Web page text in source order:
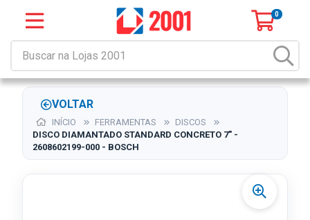
0
VOLTAR
INÍCIO FERRAMENTAS
DISCOS
DISCO DIAMANTADO STANDARD CONCRETO 7" -
2608602199-000 - BOSCH